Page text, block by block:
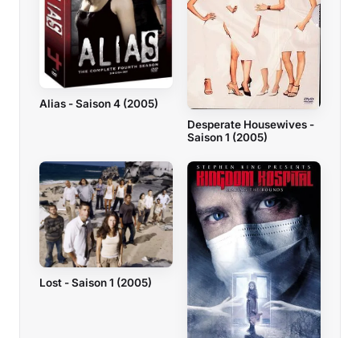
Alias - Saison 4 (2005)
Desperate Housewives -
Saison 1 (2005)
Lost - Saison 1 (2005)